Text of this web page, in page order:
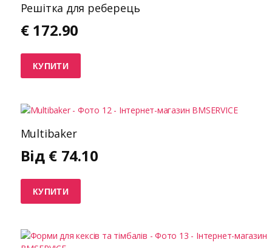
Решітка для реберець
€ 172.90
КУПИТИ
Multibaker
Від € 74.10
КУПИТИ